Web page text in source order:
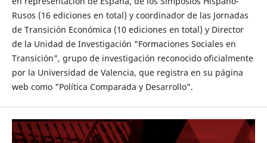
Rusos (16 ediciones en total) y coordinador de las Jornadas
de Transición Económica (10 ediciones en total) y Director
de la Unidad de Investigación "Formaciones Sociales en
Transición", grupo de investigación reconocido oficialmente
por la Universidad de Valencia, que registra en su página
web como "Política Comparada y Desarrollo".